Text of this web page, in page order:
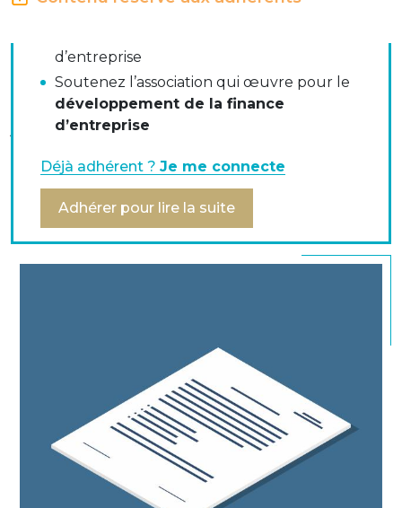
Arrêté du 28 juin 2013 relatif aux conditions
d'attribution par l'Institut national de la statistique et
des études économiques d'un identifiant d'entité
juridique.
Décrets, arrêtés, circulaires du 6 juillet 2013
d’entreprise
Soutenez l’association qui œuvre pour le
développement de la finance
d’entreprise
Déjà adhérent ? Je me connecte
Adhérer pour lire la suite